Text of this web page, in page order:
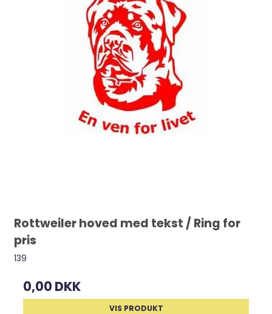
Rottweiler hoved med tekst / Ring for
pris
139
0,00 DKK
VIS PRODUKT